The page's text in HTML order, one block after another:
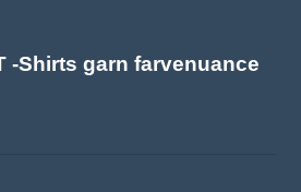
-Shirts garn farvenuance